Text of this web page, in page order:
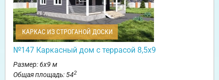
КАРКАС ИЗ СТРОГАНОЙ ДОСКИ
№147 Каркасный дом с террасой 8,5х9
Размер: 6х9 м
Общая площадь: 542